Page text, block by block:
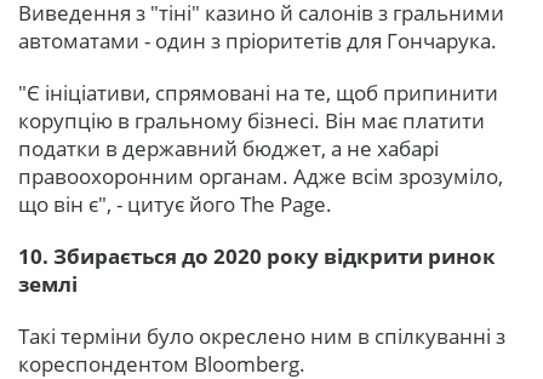
Виведення з "тіні" казино й салонів з гральними
автоматами - один з пріоритетів для Гончарука.
"Є ініціативи, спрямовані на те, щоб припинити
корупцію в гральному бізнесі. Він має платити
податки в державний бюджет, а не хабарі
правоохоронним органам. Адже всім зрозуміло,
що він є", - цитує його The Page.
10. Збирається до 2020 року відкрити ринок
землі
Такі терміни було окреслено ним в спілкуванні з
кореспондентом Bloomberg.